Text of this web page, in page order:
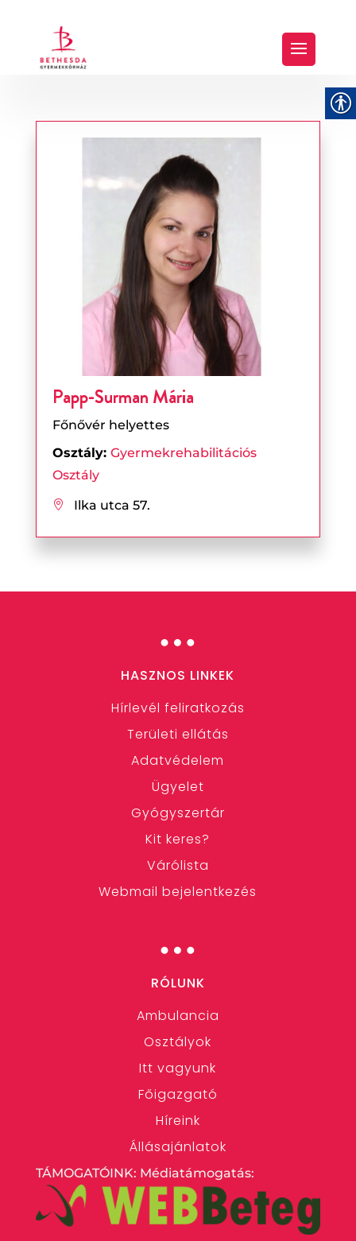
Papp-Surman Mária
Főnővér helyettes
Osztály: Gyermekrehabilitációs
Osztály
 Ilka utca 57.
…
HASZNOS LINKEK
Hírlevél feliratkozás
Területi ellátás
Adatvédelem
Ügyelet
Gyógyszertár
Kit keres?
Várólista
Webmail bejelentkezés
…
RÓLUNK
Ambulancia
Osztályok
Itt vagyunk
Főigazgató
Híreink
Állásajánlatok
TÁMOGATÓINK: Médiatámogatás: